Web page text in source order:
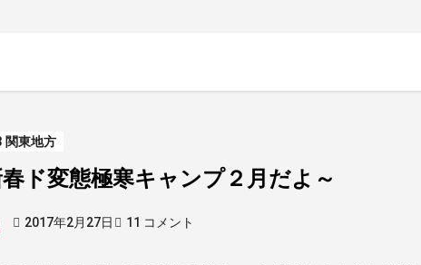
関東地方
ド変態極寒キャンプ２月だよ～
2017年2月27日 11 コメント